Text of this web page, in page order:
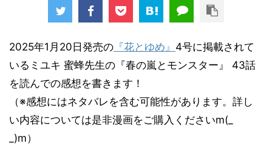
2025年1月20日発売の 『花とゆめ』 4号に掲載されて
いるミユキ 蜜蜂先生の『春の嵐とモンスター』 43話
を読んでの感想を書きます！
（※感想にはネタバレを含む可能性があります。詳し
い内容については是非漫画をご購入くださいm(_
_)m）